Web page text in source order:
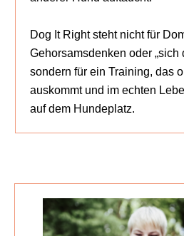
Dog It Right steht nicht für
Gehorsamsdenken oder „sich
sondern für ein Training, das
auskommt und im echten
auf dem Hundeplatz.